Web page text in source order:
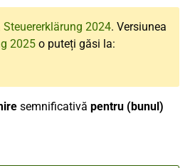
Steuererklärung 2024. Versiunea
2025 o puteți găsi la:
semnificativă pentru (bunul)